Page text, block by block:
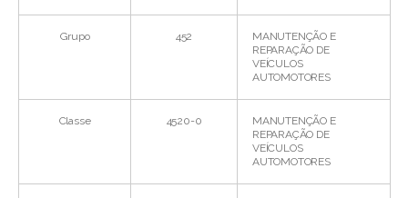
Grupo 452
MANUTENÇÃO E
REPARAÇÃO DE
VEÍCULOS
AUTOMOTORES
Classe 4520-0
MANUTENÇÃO E
REPARAÇÃO DE
VEÍCULOS
AUTOMOTORES